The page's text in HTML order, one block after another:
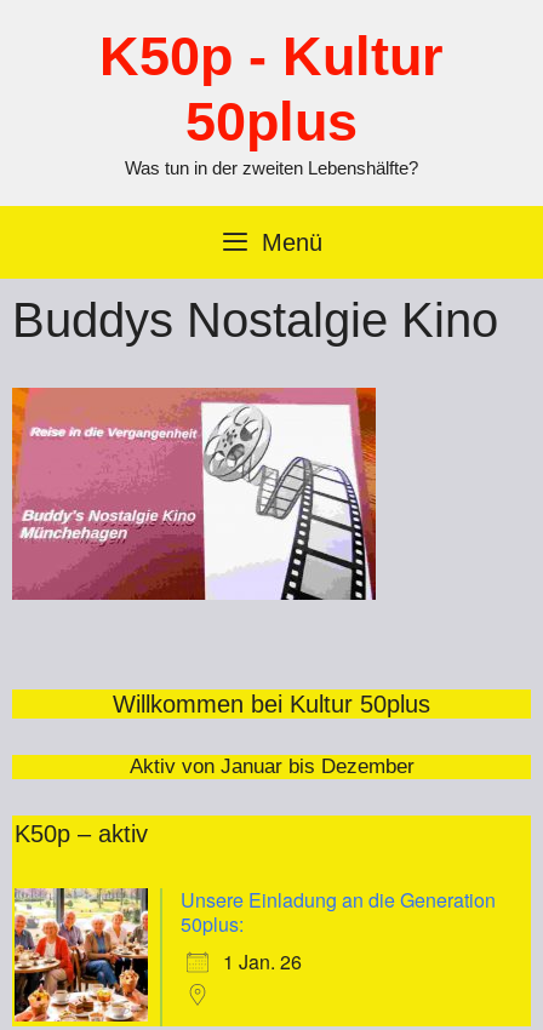
K50p - Kultur
50plus
Was tun in der zweiten Lebenshälfte?
Menü
Buddys Nostalgie Kino
Willkommen bei Kultur 50plus
Aktiv von Januar bis Dezember
K50p – aktiv
Unsere Einladung an die Generation
50plus:
1 Jan. 26